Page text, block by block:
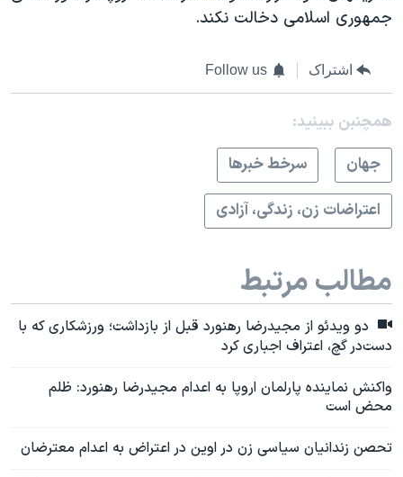
جمهوری اسلامی دخالت نکند.
اشتراک Follow us
همچنبن ببینید:
جهان
سرخط خبرها
اعتراضات زن، زندگی، آزادی
مطالب مرتبط
دو ویدئو از مجیدرضا رهنورد قبل از بازداشت؛ ورزشکاری که با
دست‌در گچ،‌ اعتراف اجباری کرد
واکنش نماینده پارلمان اروپا به اعدام مجیدرضا رهنورد: ظلم
محض است
تحصن زندانیان سیاسی زن در اوین در اعتراض به اعدام معترضان